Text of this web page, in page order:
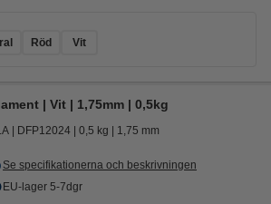
Röd Vit
| Vit | 1,75mm | 0,5kg
DFP12024 0,5 kg 1,75 mm
Se specifikationerna och beskrivningen
EU-lager 5-7dgr